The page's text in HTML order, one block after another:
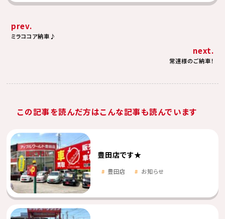
prev.
ミラココア納車♪
next.
常連様のご納車！
この記事を読んだ方はこんな記事も読んでいます
豊田店です★
豊田店 お知らせ